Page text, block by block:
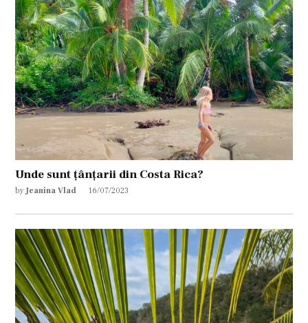
Unde sunt țânțarii din Costa Rica?
by Jeanina Vlad 16/07/2023